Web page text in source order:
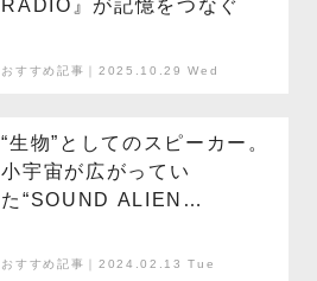
RADIO』が記憶をつなぐ
おすすめ記事｜2025.10.29 Wed
“生物”としてのスピーカー。
小宇宙が広がってい
た“SOUND ALIEN
おすすめ記事｜2024.02.13 Tue